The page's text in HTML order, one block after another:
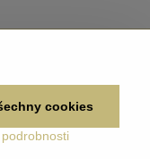
cookies